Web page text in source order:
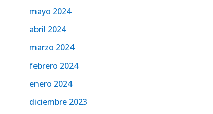
mayo 2024
abril 2024
marzo 2024
febrero 2024
enero 2024
diciembre 2023